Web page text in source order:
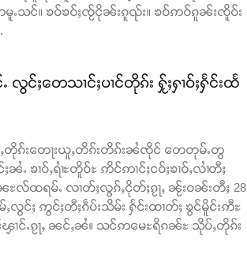
ႉသင်။ ၶဝ်ၶဝ်ႈၸႂ်ငိုၼ်းၵူၺ်း။ ၶဝ်ဢဝ်ၵူၼ်းၸိူဝ်း
ႈတေသၢင်ႈပၢင်တိုၵ်း ႁႂ်ႈႁၢဝ်ႈႁႅင်းထႅ
ႇတိုၵ်းတေႃးယူႇတိၵ်းတိၵ်းၼႆၸိုင် တေတုမ်ႉတွ
ၼႆႉ ၶၢဝ်ႇရၢႆႊတိူဝ်ႊ ဢိင်ဢၢင်ႈငဝ်ႈၶၢဝ်ႇလၢႆတီႈ
ႄႊလ်ထရမ်ႉ လၢတ်ႈလွၵ်ႇငိုတ်ႈၵႂႃႇ ၼႂ်းဝၼ်းတီႈ 28
လွင်ႈ ဢွင်ႈတီႈၵဵပ်းသိမ်း ႁႅင်းထၢတ်ႈ ၶွင်မိူင်းဢီႊ
ၢင်ႉၵႂႃႇ ၼင်ႇၼႆ။ သင်ဢမေႊရိၵၼ်ႊ သိုပ်ႇတိုၵ်း